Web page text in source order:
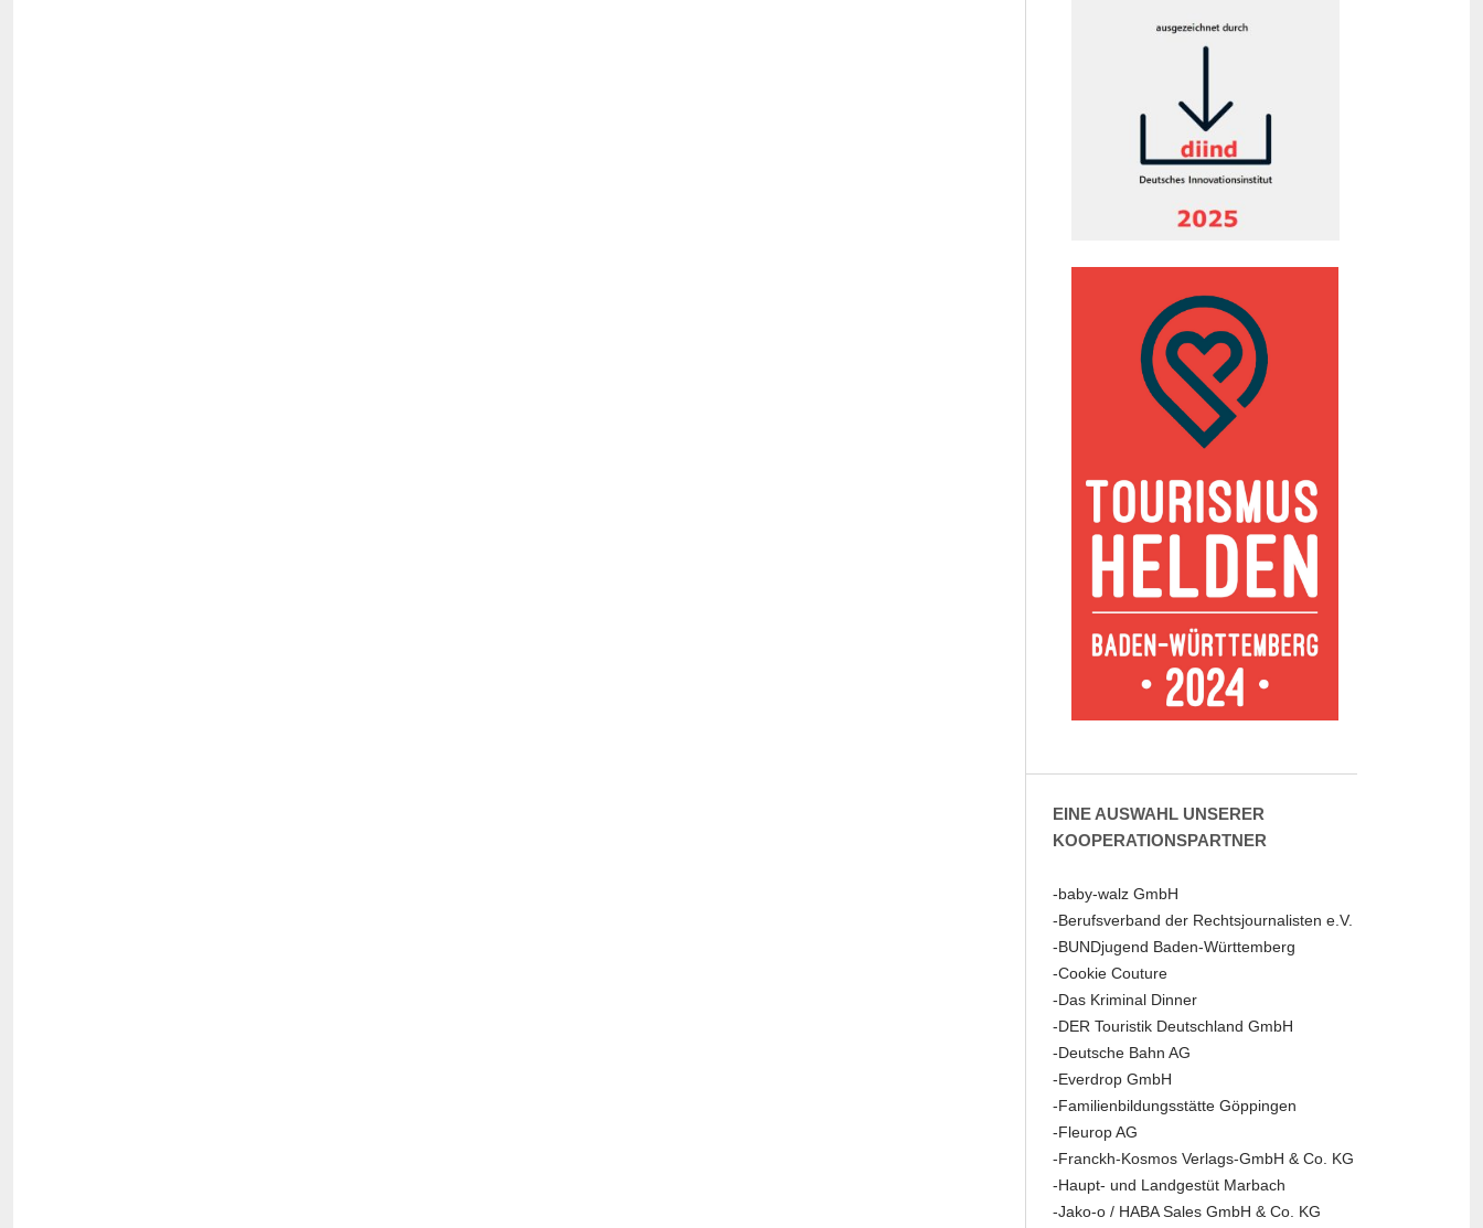
EINE AUSWAHL UNSERER
KOOPERATIONSPARTNER
-baby-walz GmbH
-Berufsverband der Rechtsjournalisten e.V.
-BUNDjugend Baden-Württemberg
-Cookie Couture
-Das Kriminal Dinner
-DER Touristik Deutschland GmbH
-Deutsche Bahn AG
-Everdrop GmbH
-Familienbildungsstätte Göppingen
-Fleurop AG
-Franckh-Kosmos Verlags-GmbH & Co. KG
-Haupt- und Landgestüt Marbach
-Jako-o / HABA Sales GmbH & Co. KG